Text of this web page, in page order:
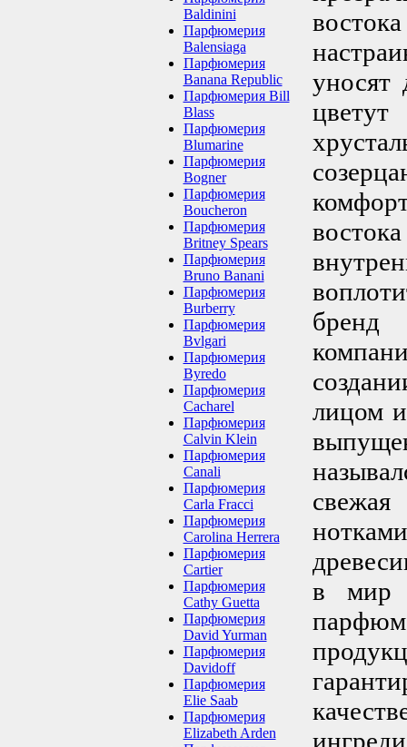
Baldinini
Парфюмерия
Balensiaga
Парфюмерия
Banana Republic
Парфюмерия Bill
Blass
Парфюмерия
Blumarine
Парфюмерия
Bogner
Парфюмерия
Boucheron
Парфюмерия
Britney Spears
Парфюмерия
Bruno Banani
Парфюмерия
Burberry
Парфюмерия
Bvlgari
Парфюмерия
Byredo
Парфюмерия
Cacharel
Парфюмерия
Calvin Klein
Парфюмерия
Canali
Парфюмерия
Carla Fracci
Парфюмерия
Carolina Herrera
Парфюмерия
Cartier
Парфюмерия
Cathy Guetta
Парфюмерия
David Yurman
Парфюмерия
Davidoff
Парфюмерия
Elie Saab
Парфюмерия
Elizabeth Arden
уносят
бренд
лицом
в мир